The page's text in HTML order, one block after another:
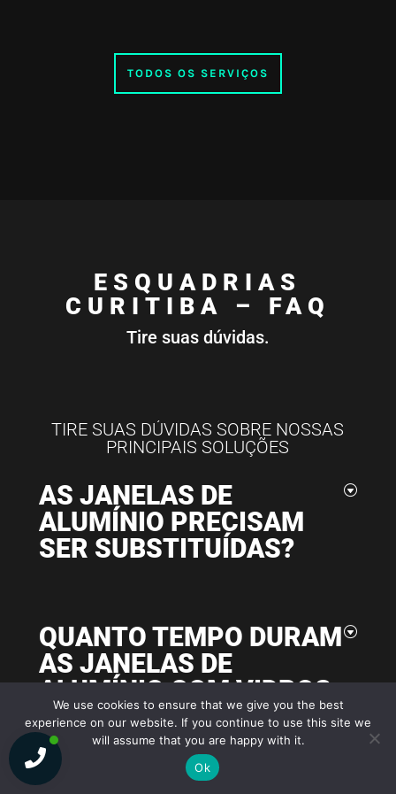
TODOS OS SERVIÇOS
ESQUADRIAS
CURITIBA – FAQ
Tire suas dúvidas.
TIRE SUAS DÚVIDAS SOBRE NOSSAS
PRINCIPAIS SOLUÇÕES
AS JANELAS DE
ALUMÍNIO PRECISAM
SER SUBSTITUÍDAS?
QUANTO TEMPO DURAM
AS JANELAS DE
ALUMÍNIO COM VIDROS
DUPLOS?
We use cookies to ensure that we give you the best
experience on our website. If you continue to use this site we
will assume that you are happy with it.
Ok